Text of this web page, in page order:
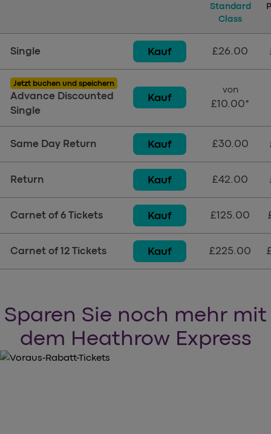
Standard
Class
Single Kauf £26.00
Jetzt buchen und speichern
Advance Discounted
Single
Kauf
von
£10.00*
Same Day Return Kauf £30.00
Return Kauf £42.00
Carnet of 6 Tickets Kauf £125.00
Carnet of 12 Tickets Kauf £225.00
Sparen Sie noch mehr mit
dem Heathrow Express